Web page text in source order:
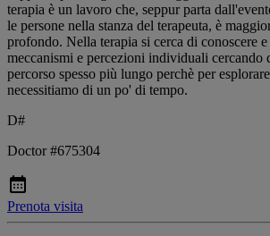
terapia è un lavoro che, seppur parta
le persone nella stanza del terapeuta, è
profondo. Nella terapia si cerca di conoscere
meccanismi e percezioni individuali cercando
percorso spesso più lungo perchè per
necessitiamo di un po' di tempo.
D#
Doctor #675304
Prenota visita